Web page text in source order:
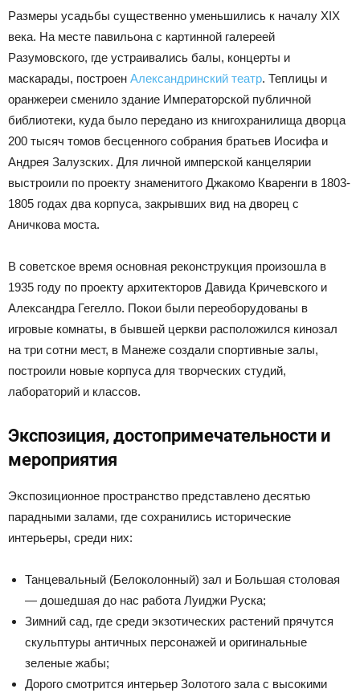
Размеры усадьбы существенно уменьшились к началу XIX
века. На месте павильона с картинной галереей
Разумовского, где устраивались балы, концерты и
маскарады, построен Александринский театр. Теплицы и
оранжереи сменило здание Императорской публичной
библиотеки, куда было передано из книгохранилища дворца
200 тысяч томов бесценного собрания братьев Иосифа и
Андрея Залузских. Для личной имперской канцелярии
выстроили по проекту знаменитого Джакомо Кваренги в 1803-
1805 годах два корпуса, закрывших вид на дворец с
Аничкова моста.
В советское время основная реконструкция произошла в
1935 году по проекту архитекторов Давида Кричевского и
Александра Гегелло. Покои были переоборудованы в
игровые комнаты, в бывшей церкви расположился кинозал
на три сотни мест, в Манеже создали спортивные залы,
построили новые корпуса для творческих студий,
лабораторий и классов.
Экспозиция, достопримечательности и
мероприятия
Экспозиционное пространство представлено десятью
парадными залами, где сохранились исторические
интерьеры, среди них:
Танцевальный (Белоколонный) зал и Большая столовая
— дошедшая до нас работа Луиджи Руска;
Зимний сад, где среди экзотических растений прячутся
скульптуры античных персонажей и оригинальные
зеленые жабы;
Дорого смотрится интерьер Золотого зала с высокими